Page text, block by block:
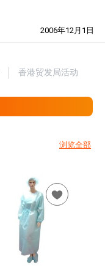
2006年12月1日
香港贸发局活动
浏览全部